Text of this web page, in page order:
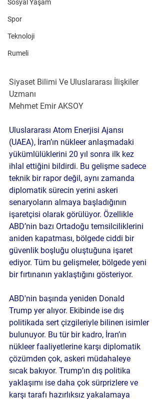
Sosyal Yaşam
Spor
Teknoloji
Rumeli
Siyaset Bilimi Ve Uluslararası İlişkiler
Uzmanı
Mehmet Emir AKSOY
Uluslararası Atom Enerjisi Ajansı
(UAEA), İran’ın nükleer anlaşmadaki
yükümlülüklerini 20 yıl sonra ilk kez
ihlal ettiğini bildirdi. Bu gelişme sadece
teknik bir rapor değil, aynı zamanda
diplomatik sürecin yerini askeri
senaryoların almaya başladığının
işaretçisi olarak görülüyor. Özellikle
ABD’nin bazı Ortadoğu temsilciliklerini
aniden kapatması, bölgede ciddi bir
güvenlik boşluğu oluştuğuna işaret
ediyor. Tüm bu gelişmeler, bölgede yeni
bir fırtınanın yaklaştığını gösteriyor.
ABD'nin başında yeniden Donald
Trump yer alıyor. Ekibinde ise dış
politikada sert çizgileriyle bilinen isimler
bulunuyor. Bu tür bir kadro, İran’ın
nükleer faaliyetlerine karşı diplomatik
çözümden çok, askeri müdahaleye
sıcak bakıyor. Trump’ın dış politika
yaklaşımı ise daha çok sürprizlere ve
karşı tarafı hazırlıksız yakalamaya